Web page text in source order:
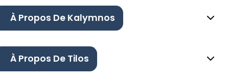
À Propos De Kalymnos
À Propos De Tilos